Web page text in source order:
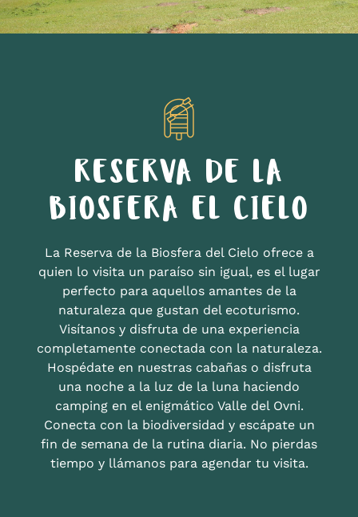
RESERVA DE LA
BIOSFERA EL CIELO
La Reserva de la Biosfera del Cielo ofrece a
quien lo visita un paraíso sin igual, es el lugar
perfecto para aquellos amantes de la
naturaleza que gustan del ecoturismo.
Visítanos y disfruta de una experiencia
completamente conectada con la naturaleza.
Hospédate en nuestras cabañas o disfruta
una noche a la luz de la luna haciendo
camping en el enigmático Valle del Ovni.
Conecta con la biodiversidad y escápate un
fin de semana de la rutina diaria. No pierdas
tiempo y llámanos para agendar tu visita.